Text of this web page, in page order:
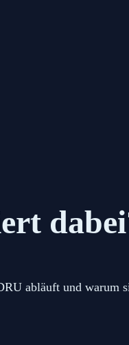
abläuft und warum